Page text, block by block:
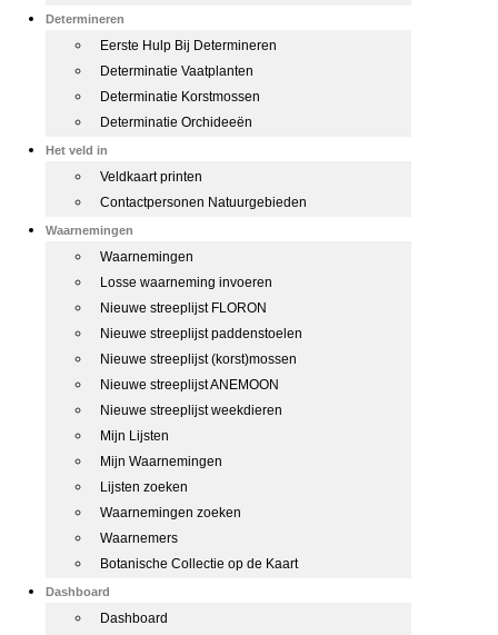
Determineren
Eerste Hulp Bij Determineren
Determinatie Vaatplanten
Determinatie Korstmossen
Determinatie Orchideeën
Het veld in
Veldkaart printen
Contactpersonen Natuurgebieden
Waarnemingen
Waarnemingen
Losse waarneming invoeren
Nieuwe streeplijst FLORON
Nieuwe streeplijst paddenstoelen
Nieuwe streeplijst (korst)mossen
Nieuwe streeplijst ANEMOON
Nieuwe streeplijst weekdieren
Mijn Lijsten
Mijn Waarnemingen
Lijsten zoeken
Waarnemingen zoeken
Waarnemers
Botanische Collectie op de Kaart
Dashboard
Dashboard